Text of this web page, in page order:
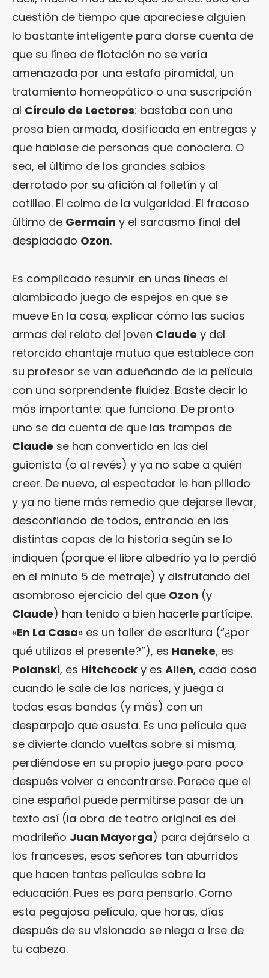
cuestión de tiempo que apareciese alguien
lo bastante inteligente para darse cuenta de
que su línea de flotación no se vería
amenazada por una estafa piramidal, un
tratamiento homeopático o una suscripción
al Círculo de Lectores: bastaba con una
prosa bien armada, dosificada en entregas y
que hablase de personas que conociera. O
sea, el último de los grandes sabios
derrotado por su afición al folletín y al
cotilleo. El colmo de la vulgaridad. El fracaso
último de Germain y el sarcasmo final del
despiadado Ozon.
Es complicado resumir en unas líneas el
alambicado juego de espejos en que se
mueve En la casa, explicar cómo las sucias
armas del relato del joven Claude y del
retorcido chantaje mutuo que establece con
su profesor se van adueñando de la película
con una sorprendente fluidez. Baste decir lo
más importante: que funciona. De pronto
uno se da cuenta de que las trampas de
Claude se han convertido en las del
guionista (o al revés) y ya no sabe a quién
creer. De nuevo, al espectador le han pillado
y ya no tiene más remedio que dejarse llevar,
desconfiando de todos, entrando en las
distintas capas de la historia según se lo
indiquen (porque el libre albedrío ya lo perdió
en el minuto 5 de metraje) y disfrutando del
asombroso ejercicio del que Ozon (y
Claude) han tenido a bien hacerle partícipe.
«En La Casa» es un taller de escritura (“¿por
qué utilizas el presente?”), es Haneke, es
Polanski, es Hitchcock y es Allen, cada cosa
cuando le sale de las narices, y juega a
todas esas bandas (y más) con un
desparpajo que asusta. Es una película que
se divierte dando vueltas sobre sí misma,
perdiéndose en su propio juego para poco
después volver a encontrarse. Parece que el
cine español puede permitirse pasar de un
texto así (la obra de teatro original es del
madrileño Juan Mayorga) para dejárselo a
los franceses, esos señores tan aburridos
que hacen tantas películas sobre la
educación. Pues es para pensarlo. Como
esta pegajosa película, que horas, días
después de su visionado se niega a irse de
tu cabeza.